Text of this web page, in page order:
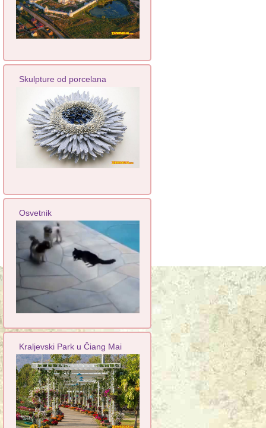
Skulpture od porcelana
Osvetnik
Kraljevski Park u Čiang Mai